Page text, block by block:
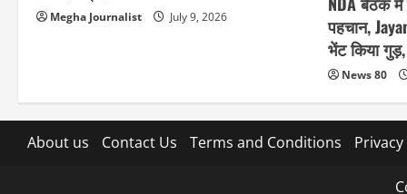
Megha Journalist July 9, 2026
पहचान,
भेंट किया
News 80
About us Contact Us Terms and Conditions